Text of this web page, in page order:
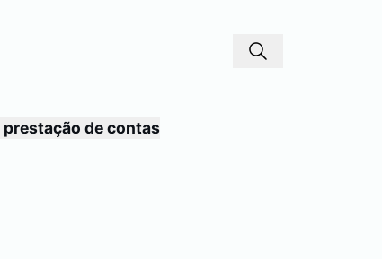
de contas